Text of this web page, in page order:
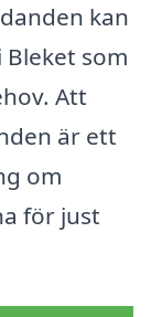
kan
som
Att
är ett
om
för just